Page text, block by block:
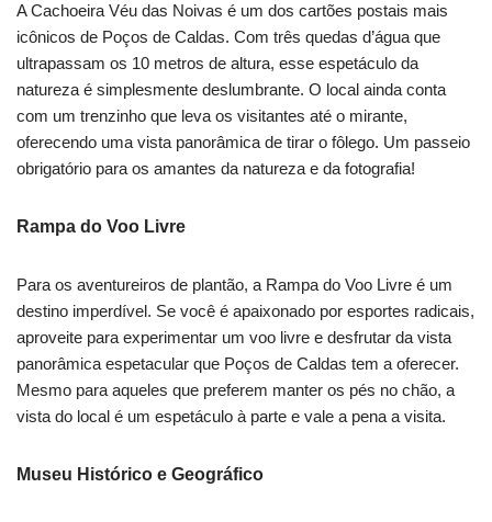
A Cachoeira Véu das Noivas é um dos cartões postais mais
icônicos de Poços de Caldas. Com três quedas d’água que
ultrapassam os 10 metros de altura, esse espetáculo da
natureza é simplesmente deslumbrante. O local ainda conta
com um trenzinho que leva os visitantes até o mirante,
oferecendo uma vista panorâmica de tirar o fôlego. Um passeio
obrigatório para os amantes da natureza e da fotografia!
Rampa do Voo Livre
Para os aventureiros de plantão, a Rampa do Voo Livre é um
destino imperdível. Se você é apaixonado por esportes radicais,
aproveite para experimentar um voo livre e desfrutar da vista
panorâmica espetacular que Poços de Caldas tem a oferecer.
Mesmo para aqueles que preferem manter os pés no chão, a
vista do local é um espetáculo à parte e vale a pena a visita.
Museu Histórico e Geográfico